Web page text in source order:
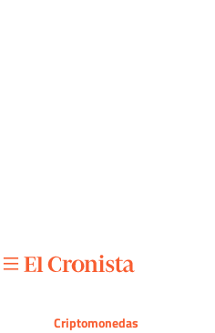
Criptomonedas